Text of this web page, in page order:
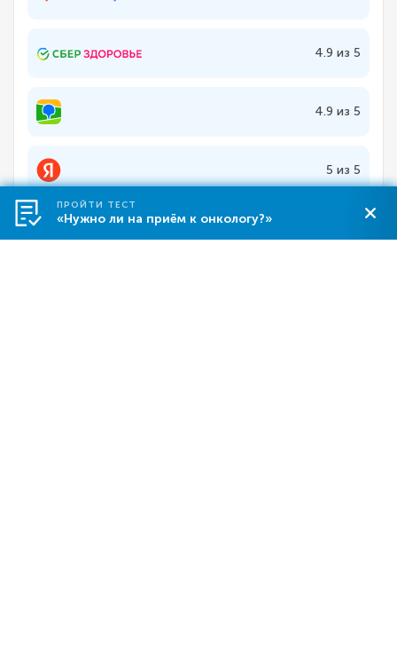
Перезвоните Записаться
4.9 из 5
4.9 из 5
5 из 5
ПРОЙТИ ТЕСТ
«Нужно ли на приём к онкологу?»